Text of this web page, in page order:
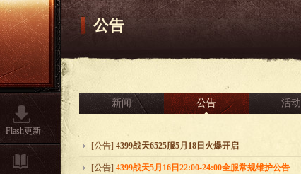
Flash更新
公告
新闻 公告 活动
[公告] 4399战天6525服5月18日火爆开启
[公告] 4399战天5月16日22:00-24:00全服常规维护公告